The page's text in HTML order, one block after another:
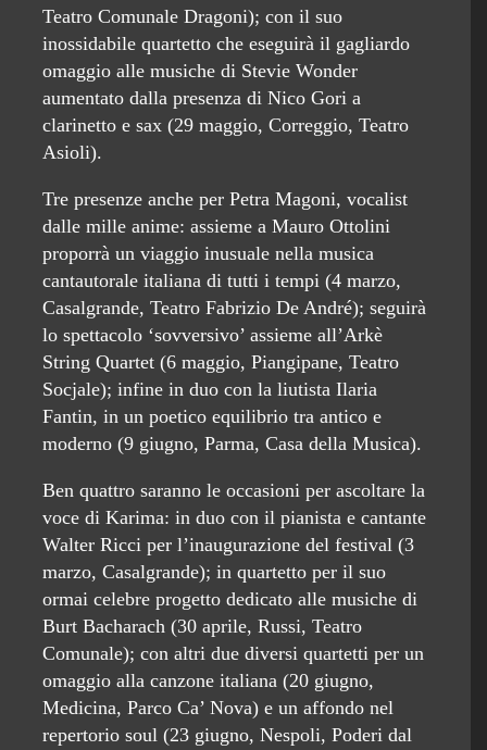
Teatro Comunale Dragoni); con il suo
inossidabile quartetto che eseguirà il gagliardo
omaggio alle musiche di Stevie Wonder
aumentato dalla presenza di Nico Gori a
clarinetto e sax (29 maggio, Correggio, Teatro
Asioli).
Tre presenze anche per Petra Magoni, vocalist
dalle mille anime: assieme a Mauro Ottolini
proporrà un viaggio inusuale nella musica
cantautorale italiana di tutti i tempi (4 marzo,
Casalgrande, Teatro Fabrizio De André); seguirà
lo spettacolo ‘sovversivo’ assieme all’Arkè
String Quartet (6 maggio, Piangipane, Teatro
Socjale); infine in duo con la liutista Ilaria
Fantin, in un poetico equilibrio tra antico e
moderno (9 giugno, Parma, Casa della Musica).
Ben quattro saranno le occasioni per ascoltare la
voce di Karima: in duo con il pianista e cantante
Walter Ricci per l’inaugurazione del festival (3
marzo, Casalgrande); in quartetto per il suo
ormai celebre progetto dedicato alle musiche di
Burt Bacharach (30 aprile, Russi, Teatro
Comunale); con altri due diversi quartetti per un
omaggio alla canzone italiana (20 giugno,
Medicina, Parco Ca’ Nova) e un affondo nel
repertorio soul (23 giugno, Nespoli, Poderi dal